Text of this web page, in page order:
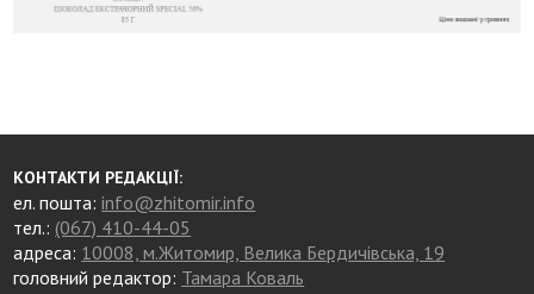
КОНТАКТИ РЕДАКЦІЇ:
ел. пошта:info@zhitomir.info
тел.: (067) 410-44-05
адреса: 10008, м.Житомир, Велика Бердичівська, 19
головний редактор: Тамара Коваль